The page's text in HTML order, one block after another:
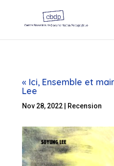
« Ici, Ensemble et
Lee
Nov 28, 2022| Recension